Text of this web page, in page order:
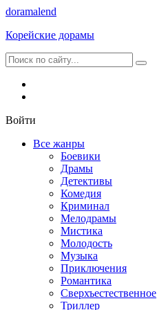
doramalend
Корейские дорамы
Войти
Все жанры
Боевики
Драмы
Детективы
Комедия
Криминал
Мелодрамы
Мистика
Молодость
Музыка
Приключения
Романтика
Сверхъестественное
Триллер